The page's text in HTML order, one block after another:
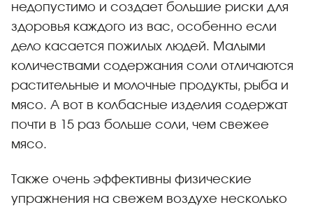
недопустимо и создает большие риски для
здоровья каждого из вас, особенно если
дело касается пожилых людей. Малыми
количествами содержания соли отличаются
растительные и молочные продукты, рыба и
мясо. А вот в колбасные изделия содержат
почти в 15 раз больше соли, чем свежее
мясо.
Также очень эффективны физические
упражнения на свежем воздухе несколько